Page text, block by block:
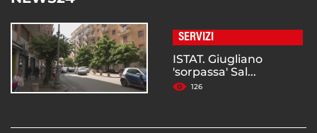
SERVIZI
ISTAT. Giugliano
'sorpassa' Sal...
126